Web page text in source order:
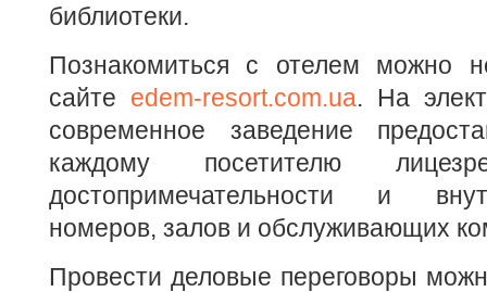
библиотеки.
Познакомиться с отелем можно
сайте edem-resort.com.ua. На
современное заведение
каждому посетителю
достопримечательности и
номеров, залов и обслуживающих
Провести деловые переговоры